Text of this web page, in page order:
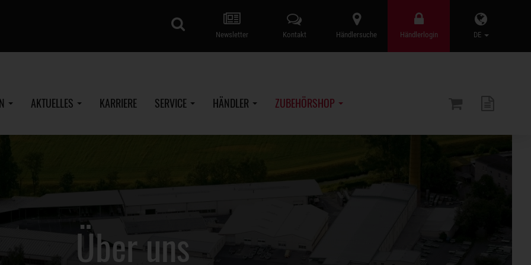
DE
Händlerlogin
Händlersuche
Kontakt
Newsletter
AKTUELLES KARRIERE SERVICE HÄNDLER ZUBEHÖRSHOP
Über uns